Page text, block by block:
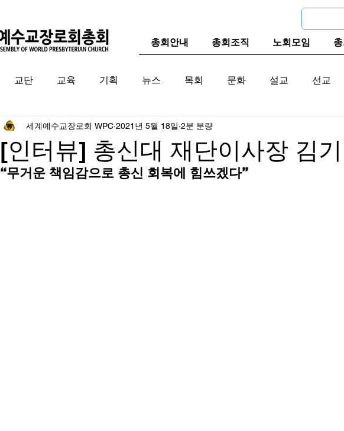
총회안내 총회조직 노회모임
교단 교육 기획 뉴스 목회 문화 설교 선교
특집 미국 교계 한국 교계 교단역사
[인터뷰] 총신대 재단이사장 김
세계예수교장로회 WPC 2021년 5월 18일 2분 분량
“무거운 책임감으로 총신 회복에 힘쓰겠다”